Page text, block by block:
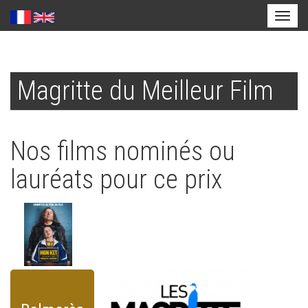
contenu
principal
Magritte du Meilleur Film
Nos films nominés ou
lauréats pour ce prix